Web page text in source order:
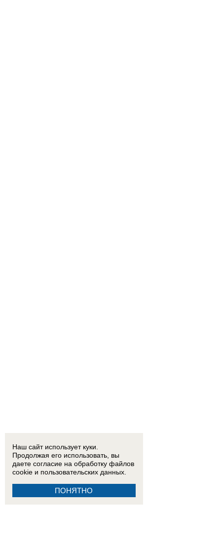
Наш сайт использует куки.
Продолжая его использовать, вы
даете согласие на обработку файлов
cookie и пользовательских данных.
ПОНЯТНО